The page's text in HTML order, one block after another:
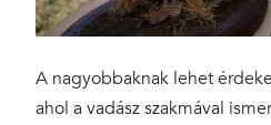
A nagyobbaknak lehet
ahol a vadász szakmával